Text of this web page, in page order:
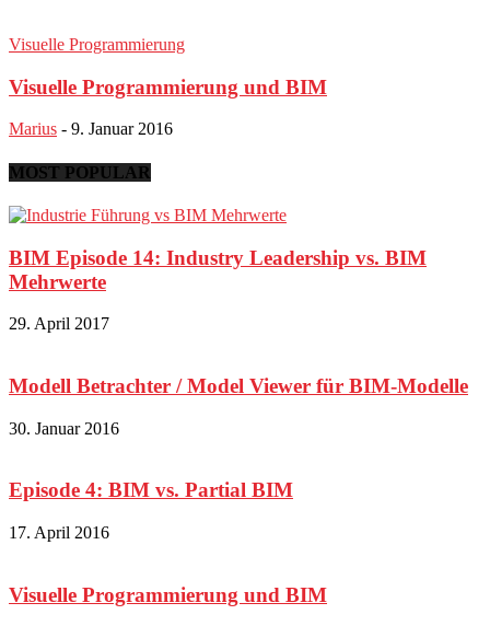
Visuelle Programmierung
Visuelle Programmierung und BIM
Marius - 9. Januar 2016
MOST POPULAR
BIM Episode 14: Industry Leadership vs. BIM
Mehrwerte
29. April 2017
Modell Betrachter / Model Viewer für BIM-Modelle
30. Januar 2016
Episode 4: BIM vs. Partial BIM
17. April 2016
Visuelle Programmierung und BIM